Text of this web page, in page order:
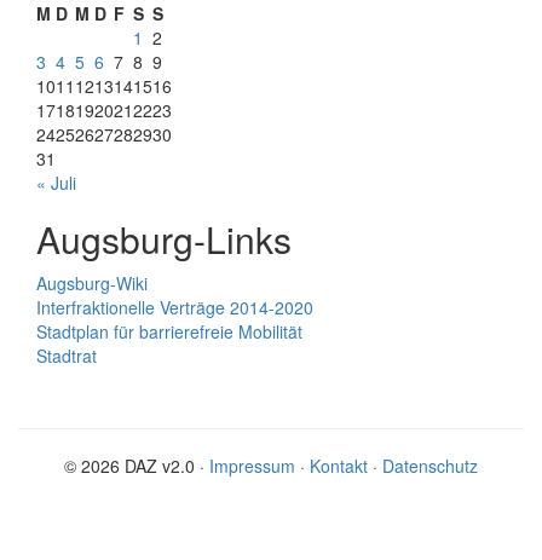
M D M D F S S
1 2
3 4 5 6 7 8 9
1011 1213141516
17181920212223
24252627282930
31
« Juli
Augsburg-Links
Augsburg-Wiki
Interfraktionelle Verträge 2014-2020
Stadtplan für barrierefreie Mobilität
Stadtrat
© 2026 DAZ v2.0 · Impressum · Kontakt · Datenschutz